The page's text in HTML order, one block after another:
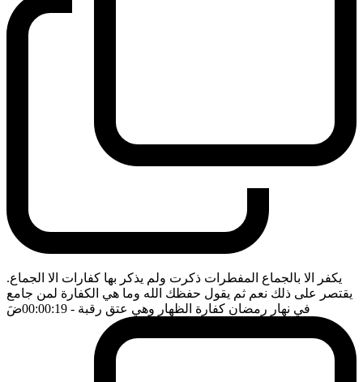
يكفر الا بالجماع المفطرات ذكرت ولم يذكر بها كفارات الا الجماع.
يقتصر على ذلك نعم ثم يقول حفظك الله وما هي الكفارة لمن جامع
في نهار رمضان كفارة الظهار وهي عتق رقبة - 00:00:19 ضَ